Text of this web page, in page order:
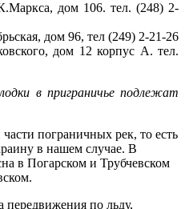
дом 106. тел. (248) 2-
дом 96, тел (249) 2-21-26
дом 12 корпус А. тел.
в приграничье подлежат
пограничных рек, то есть
в нашем случае. В
в Погарском и Трубчевском
передвижения по льду,